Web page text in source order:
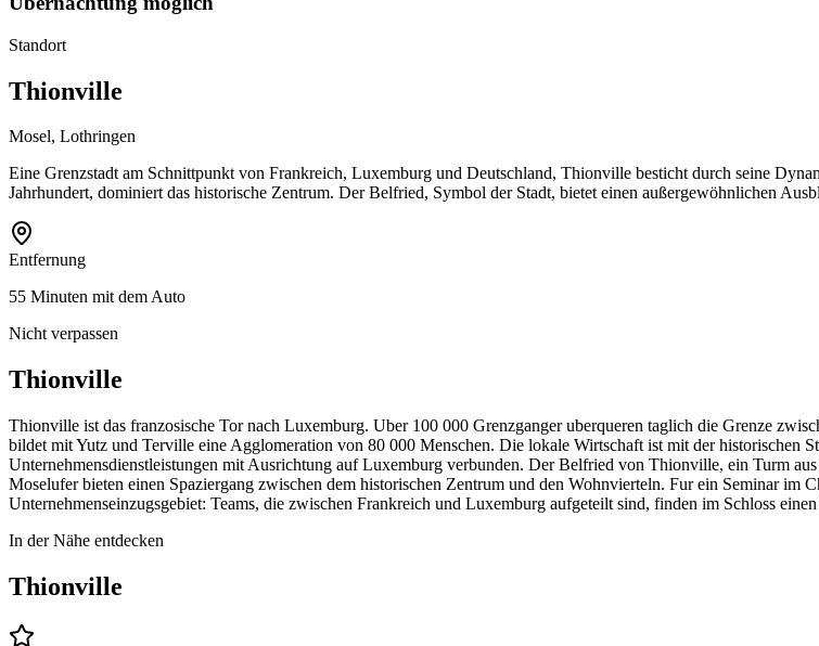
Standort
Thionville
Mosel, Lothringen
Eine Grenzstadt am Schnittpunkt von Frankreich, Luxemburg und Deutschland, Thionville besticht durch seine
Jahrhundert, dominiert das historische Zentrum. Der Belfried, Symbol der Stadt, bietet einen außergewöhnlichen
Entfernung
55 Minuten mit dem Auto
Nicht verpassen
Thionville
Thionville ist das franzosische Tor nach Luxemburg. Uber 100 000 Grenzganger uberqueren taglich die Grenze
bildet mit Yutz und Terville eine Agglomeration von 80 000 Menschen. Die lokale Wirtschaft ist mit der
Unternehmensdienstleistungen mit Ausrichtung auf Luxemburg verbunden. Der Belfried von Thionville, ein Turm
Moselufer bieten einen Spaziergang zwischen dem historischen Zentrum und den Wohnvierteln. Fur ein Seminar im
Unternehmenseinzugsgebiet: Teams, die zwischen Frankreich und Luxemburg aufgeteilt sind, finden im Schloss
In der Nähe entdecken
Thionville